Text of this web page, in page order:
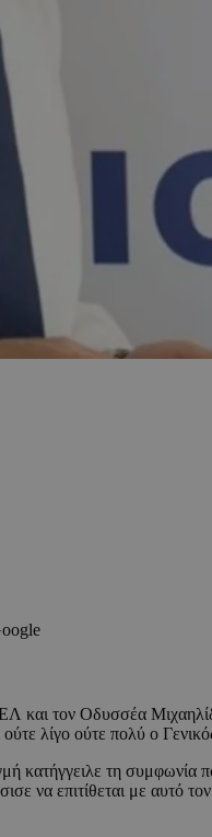
και τον Οδυσσέα
λίγο ούτε πολύ ο
κατήγγειλε τη
να επιτίθεται με αυτό